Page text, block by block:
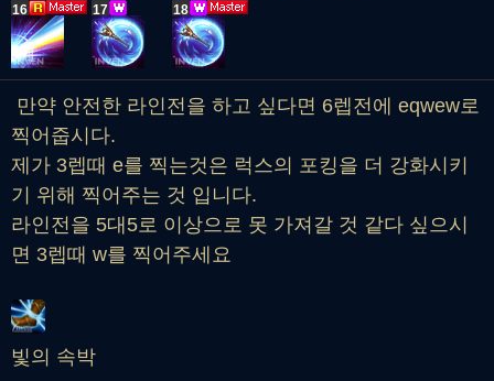
16 17 18
만약 안전한 라인전을 하고 싶다면 6렙전에 eqwew로
찍어줍시다.
제가 3렙때 e를 찍는것은 럭스의 포킹을 더 강화시키
기 위해 찍어주는 것 입니다.
라인전을 5대5로 이상으로 못 가져갈 것 같다 싶으시
면 3렙때 w를 찍어주세요
빛의 속박